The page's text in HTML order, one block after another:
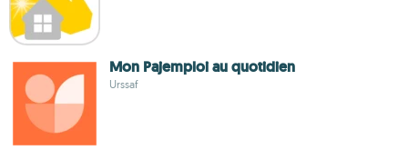
Mon Pajemploi au quotidien
Urssaf